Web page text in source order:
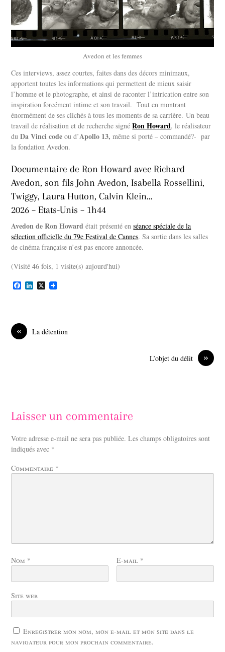
Avedon et les femmes
Ces interviews, assez courtes, faites dans des décors minimaux,
apportent toutes les informations qui permettent de mieux saisir
l’homme et le photographe, et ainsi de raconter l’intrication entre son
inspiration forcément intime et son travail. Tout en montrant
énormément de ses clichés à tous les moments de sa carrière. Un beau
travail de réalisation et de recherche signéRon Howard, le réalisateur
duDa Vinci code ou d’Apollo 13,même si porté – commandé?- par
la fondation Avedon.
Documentaire de Ron Howard avec Richard
Avedon, son fils John Avedon, Isabella Rossellini,
Twiggy, Laura Hutton, Calvin Klein…
2026 – Etats-Unis – 1h44
Avedon de Ron Howard était présenté enséance spéciale de la
sélection officielle du 79e Festival de Cannes. Sa sortie dans les salles
de cinéma française n’est pas encore annoncée.
(Visité 46 fois, 1 visite(s) aujourd'hui)
F
o
o
k
L
I
X
« La détention
»
L’objet du délit
Laisser un commentaire
Votre adresse e-mail ne sera pas publiée. Les champs obligatoires sont
indiqués avec *
Commentaire *
Nom * E-mail *
Site web
Enregistrer mon nom, mon e-mail et mon site dans le
navigateur pour mon prochain commentaire.